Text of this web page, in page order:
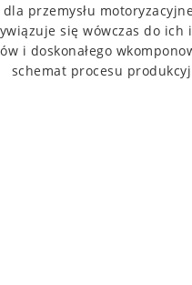
dla przemysłu
się wówczas do ich
i doskonałego
schemat procesu